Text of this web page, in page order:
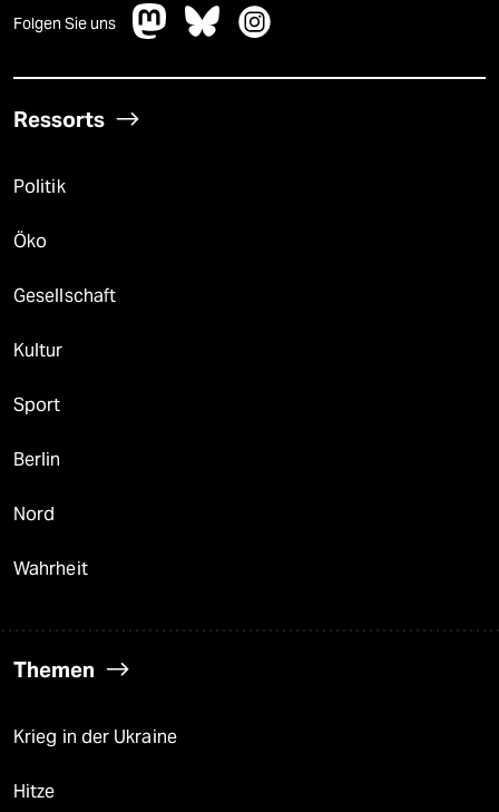
Folgen Sie uns
Ressorts
Politik
Öko
Gesellschaft
Kultur
Sport
Berlin
Nord
Wahrheit
Themen
Krieg in der Ukraine
Hitze